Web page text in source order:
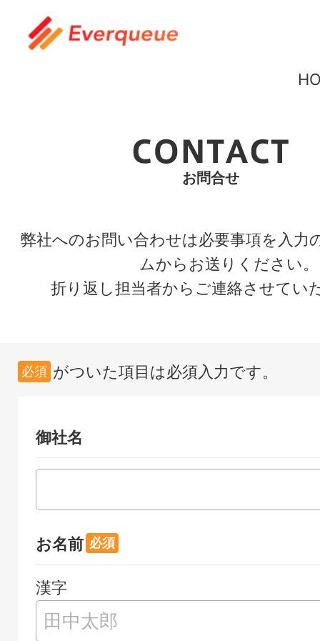
お問合せ
弊社へのお問い合わせは必要事項を入力
ムからお送りください。
折り返し担当者からご連絡させてい
必須 がついた項目は必須入力です。
御社名
お名前
漢字